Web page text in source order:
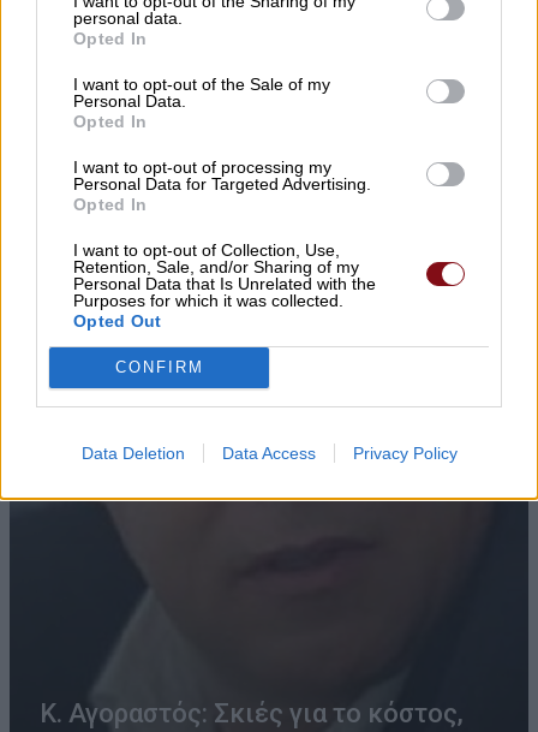
personal data.
Opted In
I want to opt-out of the Sale of my
Personal Data.
Opted In
I want to opt-out of processing my
Personal Data for Targeted Advertising.
Opted In
I want to opt-out of Collection, Use,
Retention, Sale, and/or Sharing of my
Personal Data that Is Unrelated with the
Purposes for which it was collected.
Opted Out
CONFIRM
Data Deletion Data Access Privacy Policy
Κ. Αγοραστός: Σκιές για το κόστος,